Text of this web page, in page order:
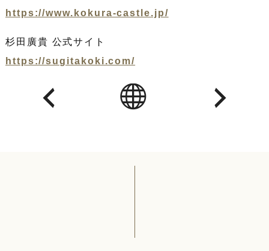
https://www.kokura-castle.jp/
杉田廣貴 公式サイト
https://sugitakoki.com/